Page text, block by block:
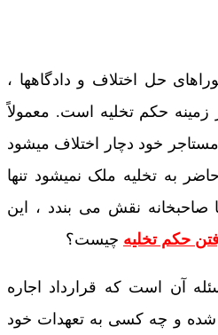
حل اختلاف و دادگاهها ،
حکم تخلیه است. معمولاً
خود دچار اختلاف میشود
به تخلیه ملک نمیشود تنها
نقش می بندد ، این
حکم تخلیه چیست؟
آن است که قرارداد اجاره
شده و چه کسی به تعهدات خود